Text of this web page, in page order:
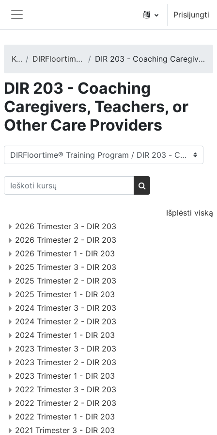
Šoninis skydelis
Prisijungti
Kursai DIRFloortime® Training Program DIR 203 - Coaching Caregivers, Teachers, or Other Care Providers
DIR 203 - Coaching
Caregivers, Teachers, or
Other Care Providers
Kursų kategorijos
Ieškoti kursų
Ieškoti kursų
Išplėsti viską
2026 Trimester 3 - DIR 203
2026 Trimester 2 - DIR 203
2026 Trimester 1 - DIR 203
2025 Trimester 3 - DIR 203
2025 Trimester 2 - DIR 203
2025 Trimester 1 - DIR 203
2024 Trimester 3 - DIR 203
2024 Trimester 2 - DIR 203
2024 Trimester 1 - DIR 203
2023 Trimester 3 - DIR 203
2023 Trimester 2 - DIR 203
2023 Trimester 1 - DIR 203
2022 Trimester 3 - DIR 203
2022 Trimester 2 - DIR 203
2022 Trimester 1 - DIR 203
2021 Trimester 3 - DIR 203